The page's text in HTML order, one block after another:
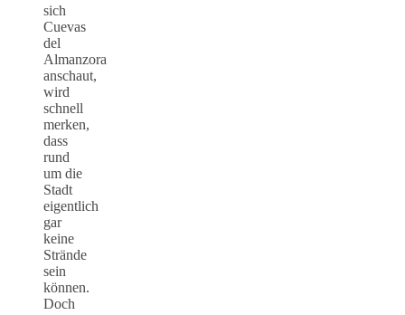
sich
Cuevas
del
Almanzora
anschaut,
wird
schnell
merken,
dass
rund
um die
Stadt
eigentlich
gar
keine
Strände
sein
können.
Doch